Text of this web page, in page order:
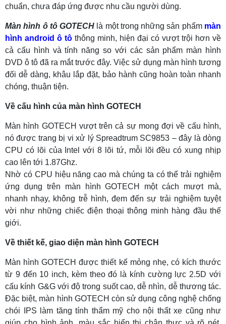
chuẩn, chưa đáp ứng được nhu cầu người dùng.
Màn hình ô tô GOTECH là một trong những sản phẩm màn
hình android ô tôthông minh, hiện đại có vượt trội hơn về
cả cấu hình và tính năng so với các sản phẩm màn hình
DVD ô tô đã ra mắt trước đây. Việc sử dụng màn hình tương
đối dễ dàng, khâu lắp đặt, bảo hành cũng hoàn toàn nhanh
chóng, thuận tiện.
Về cấu hình của màn hình GOTECH
Màn hình GOTECH vượt trên cả sự mong đợi về cấu hình,
nó được trang bị vi xử lý Spreadtrum SC9853 – đây là dòng
CPU có lõi của Intel với 8 lõi tứ, mỗi lõi đều có xung nhịp
cao lên tới 1.87Ghz.
Nhờ có CPU hiệu năng cao mà chúng ta có thể trải nghiệm
ứng dụng trên màn hình GOTECH một cách mượt mà,
nhanh nhạy, không trễ hình, đem đến sự trải nghiệm tuyệt
vời như những chiếc điện thoại thông minh hàng đầu thế
giới.
Về thiết kế, giao diện màn hình GOTECH
Màn hình GOTECH được thiết kế mỏng nhẹ, có kích thước
từ 9 đến 10 inch, kèm theo đó là kính cường lực 2.5D với
cấu kính G&G với độ trong suốt cao, dễ nhìn, dễ thương tác.
Đặc biệt, màn hình GOTECH còn sử dụng công nghệ chống
chói IPS làm tăng tính thẩm mỹ cho nội thất xe cũng như